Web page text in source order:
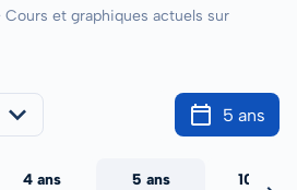
Cours et graphiques actuels sur
5 ans
4 ans 5 ans 10 ans